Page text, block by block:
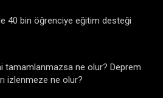
40 bin öğrenciye eğitim desteği
tamamlanmazsa ne olur? Deprem
izlenmeze ne olur?